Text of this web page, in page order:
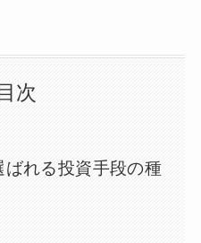
目次
れる投資手段の種